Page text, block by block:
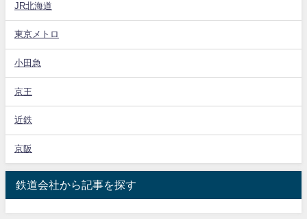
JR北海道
東京メトロ
小田急
京王
近鉄
京阪
鉄道会社から記事を探す